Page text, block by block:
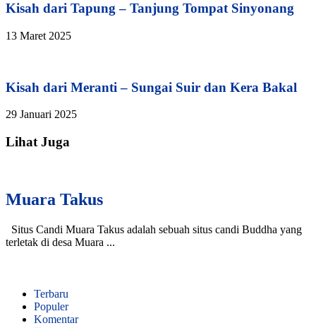
Kisah dari Tapung – Tanjung Tompat Sinyonang
13 Maret 2025
Kisah dari Meranti – Sungai Suir dan Kera Bakal
29 Januari 2025
Lihat Juga
Muara Takus
Situs Candi Muara Takus adalah sebuah situs candi Buddha yang
terletak di desa Muara ...
Terbaru
Populer
Komentar